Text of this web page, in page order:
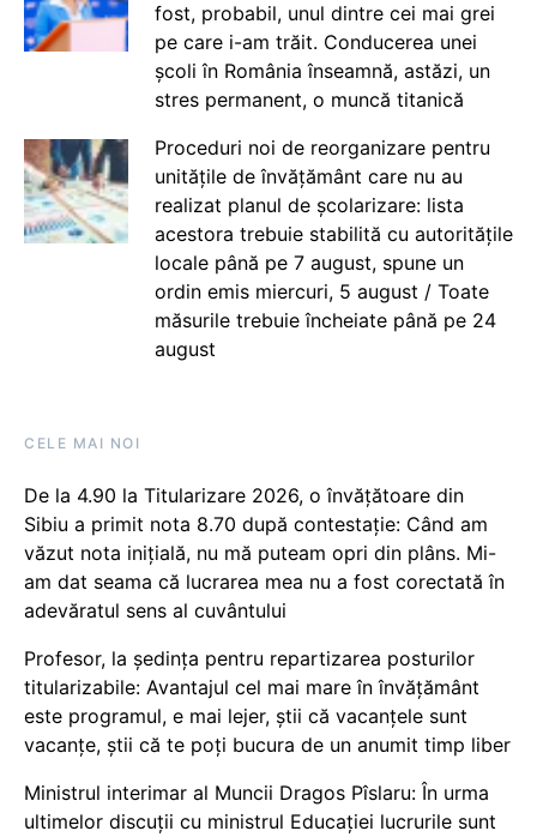
fost, probabil, unul dintre cei mai grei
pe care i-am trăit. Conducerea unei
școli în România înseamnă, astăzi, un
stres permanent, o muncă titanică
Proceduri noi de reorganizare pentru
unitățile de învățământ care nu au
realizat planul de școlarizare: lista
acestora trebuie stabilită cu autoritățile
locale până pe 7 august, spune un
ordin emis miercuri, 5 august / Toate
măsurile trebuie încheiate până pe 24
august
CELE MAI NOI
De la 4.90 la Titularizare 2026, o învățătoare din
Sibiu a primit nota 8.70 după contestație: Când am
văzut nota inițială, nu mă puteam opri din plâns. Mi-
am dat seama că lucrarea mea nu a fost corectată în
adevăratul sens al cuvântului
Profesor, la ședința pentru repartizarea posturilor
titularizabile: Avantajul cel mai mare în învățământ
este programul, e mai lejer, știi că vacanțele sunt
vacanţe, știi că te poți bucura de un anumit timp liber
Ministrul interimar al Muncii Dragos Pîslaru: În urma
ultimelor discuții cu ministrul Educației lucrurile sunt